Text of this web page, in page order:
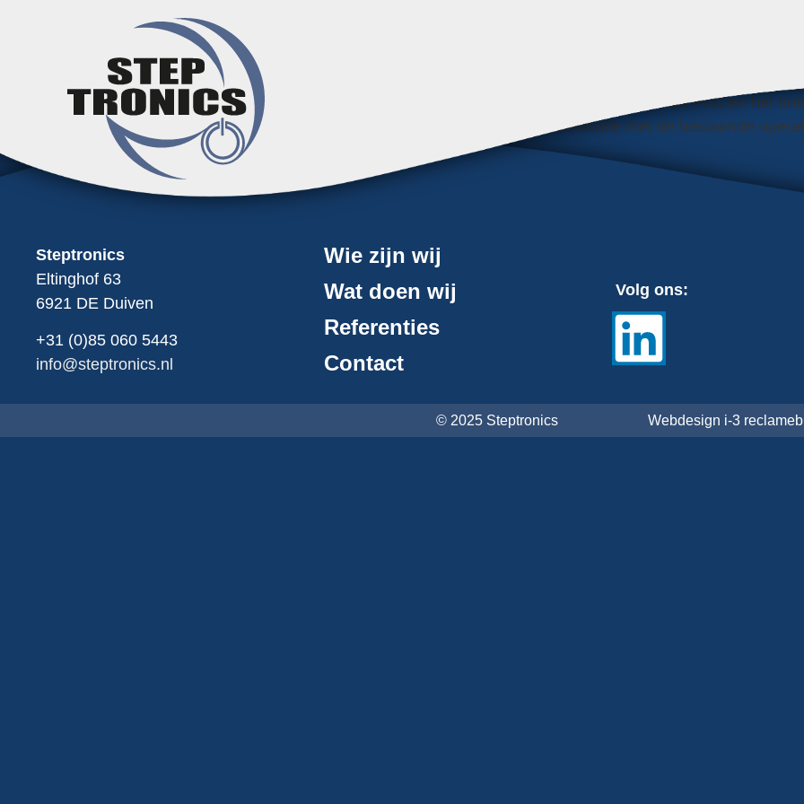
Tribus
Tribus is een bedrijf gespecialiseerd in het ombouwen van voertuigen voor vervoer van rolstoelen.
assemblagelijn opgezet voor de stoelen met swivelarm. Naast het inrichten van een PLC en het
Steptronics een open protocol koppeling met de tools en de communicatie met de bestaande
VDL Groep
opgezet met behulp van het eigen ontworpen MES systeem, genaamd Stepcheck. Dit systeem
PLC’s, printers en torque-aanhaalsystemen. Door middel van een ingebouwde operator guidance
Steptronics
Eltinghof 63
6921 DE Duiven
+31 (0)85 060 5443
info@steptronics.nl
Wie zijn wij
Wat doen wij
Referenties
Contact
Volg ons:
© 2025 Steptronics Webdesign i-3